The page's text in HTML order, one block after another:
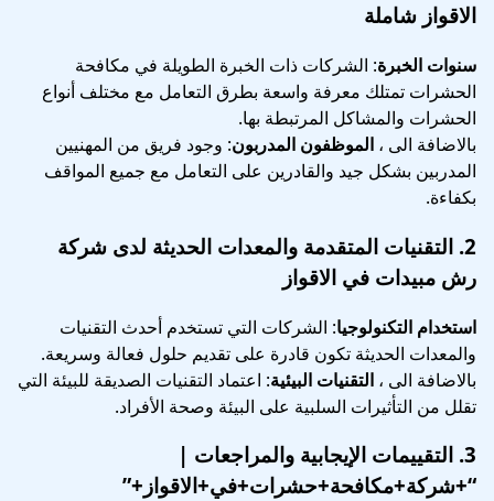
الاقواز شاملة
سنوات الخبرة: الشركات ذات الخبرة الطويلة في مكافحة
الحشرات تمتلك معرفة واسعة بطرق التعامل مع مختلف أنواع
الحشرات والمشاكل المرتبطة بها.
بالاضافة الى ، الموظفون المدربون: وجود فريق من المهنيين
المدربين بشكل جيد والقادرين على التعامل مع جميع المواقف
بكفاءة.
2. التقنيات المتقدمة والمعدات الحديثة لدى شركة
رش مبيدات في الاقواز
استخدام التكنولوجيا: الشركات التي تستخدم أحدث التقنيات
والمعدات الحديثة تكون قادرة على تقديم حلول فعالة وسريعة.
بالاضافة الى ، التقنيات البيئية: اعتماد التقنيات الصديقة للبيئة التي
تقلل من التأثيرات السلبية على البيئة وصحة الأفراد.
3. التقييمات الإيجابية والمراجعات |
“+شركة+مكافحة+حشرات+في+الاقواز+”